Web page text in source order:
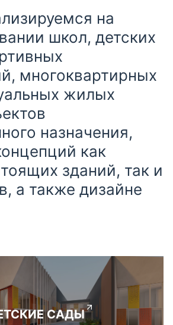
на
школ, детских
многоквартирных
жилых
назначения,
как
зданий, так и
а также дизайне
САДЫ